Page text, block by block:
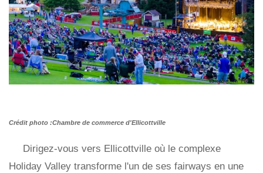
Crédit photo :Chambre de commerce d'Ellicottville
Dirigez-vous vers Ellicottville où le complexe
Holiday Valley transforme l'un de ses fairways en une